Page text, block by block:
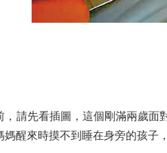
先看插圖，這個剛滿兩歲面
醒來時摸不到睡在身旁的孩子